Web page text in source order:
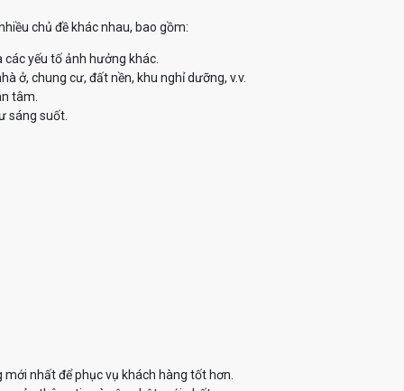
chủ đề khác nhau, bao gồm:
yếu tố ảnh hưởng khác.
ở, chung cư, đất nền, khu nghỉ dưỡng, v.v.
tâm.
sáng suốt.
nhất để phục vụ khách hàng tốt hơn.